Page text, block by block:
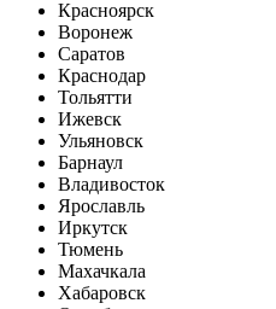
Красноярск
Воронеж
Саратов
Краснодар
Тольятти
Ижевск
Ульяновск
Барнаул
Владивосток
Ярославль
Иркутск
Тюмень
Махачкала
Хабаровск